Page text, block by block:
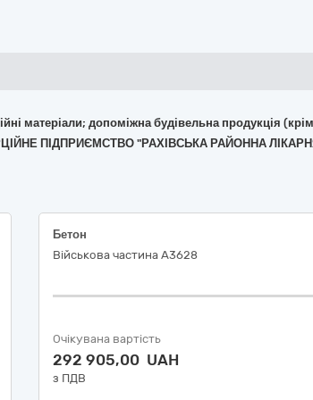
матеріали; допоміжна будівельна продукція
ПІДПРИЄМСТВО "РАХІВСЬКА РАЙОННА
Бетон
Військова частина А3628
Очікувана вартість
292 905,00 UAH
з ПДВ